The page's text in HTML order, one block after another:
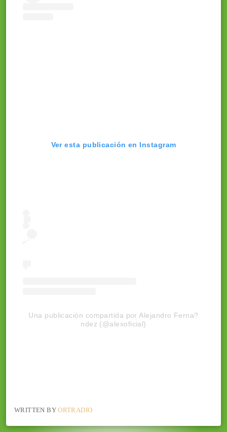
Ver esta publicación en Instagram
Una publicación compartida por Alejandro Ferna?
ndez (@alexoficial)
WRITTEN BYORTRADIO